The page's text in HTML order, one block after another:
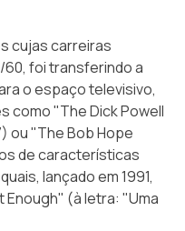
cujas carreiras
foi transferindo a
o espaço televisivo,
como "The Dick Powell
ou "The Bob Hope
de características
lançado em 1991,
Enough" (à letra: "Uma